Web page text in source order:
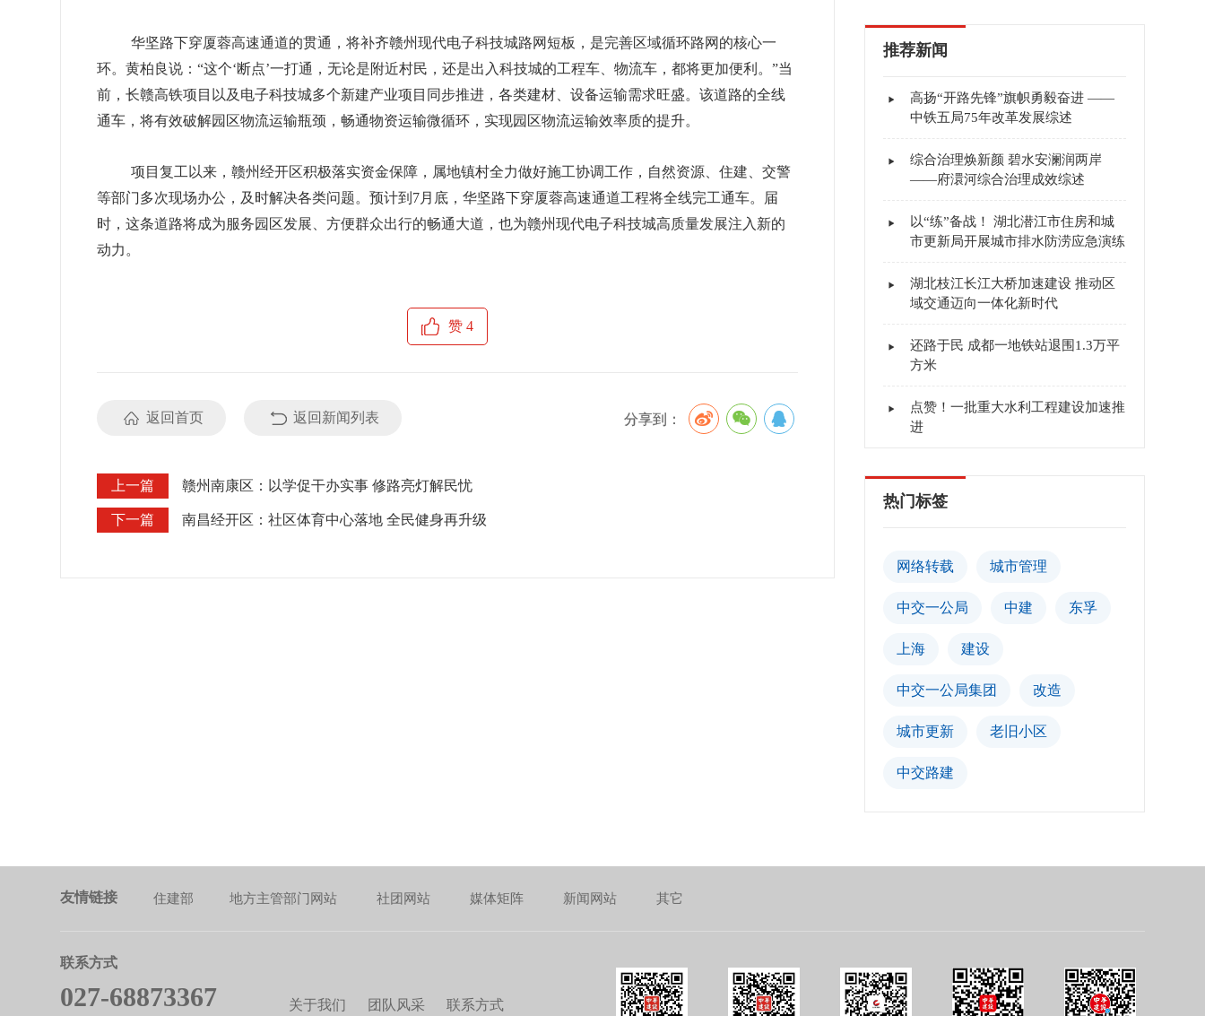
华坚路下穿厦蓉高速通道的贯通，将补齐赣州现代电子科技城路网短板，是完善区域循环路网的核心一
环。黄柏良说：“这个‘断点’一打通，无论是附近村民，还是出入科技城的工程车、物流车，都将更加便利。”当
前，长赣高铁项目以及电子科技城多个新建产业项目同步推进，各类建材、设备运输需求旺盛。该道路的全线
通车，将有效破解园区物流运输瓶颈，畅通物资运输微循环，实现园区物流运输效率质的提升。
项目复工以来，赣州经开区积极落实资金保障，属地镇村全力做好施工协调工作，自然资源、住建、交警
等部门多次现场办公，及时解决各类问题。预计到 7月底，华坚路下穿厦蓉高速通道工程将全线完工通车。届
时，这条道路将成为服务园区发展、方便群众出行的畅通大道，也为赣州现代电子科技城高质量发展注入新的
动力。
赞4
返回首页 返回新闻列表 分享到：
上一篇 赣州南康区：以学促干办实事 修路亮灯解民忧
下一篇 南昌经开区：社区体育中心落地 全民健身再升级
推荐新闻
高扬“开路先锋”旗帜勇毅奋进 ——
中铁五局75年改革发展综述
综合治理焕新颜 碧水安澜润两岸
——府澴河综合治理成效综述
以“练”备战！ 湖北潜江市住房和城
市更新局开展城市排水防涝应急演练
湖北枝江长江大桥加速建设 推动区
域交通迈向一体化新时代
还路于民 成都一地铁站退围1.3万平
方米
点赞！一批重大水利工程建设加速推
进
热门标签
网络转载 城市管理
中交一公局 中建 东孚
上海 建设
中交一公局集团 改造
城市更新 老旧小区
中交路建
友情链接 住建部 地方主管部门网站 社团网站 媒体矩阵 新闻网站 其它
联系方式
027-68873367 关于我们 团队风采 联系方式